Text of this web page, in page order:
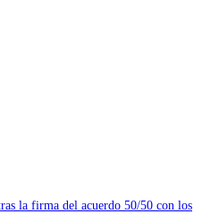
la firma del acuerdo 50/50 con los